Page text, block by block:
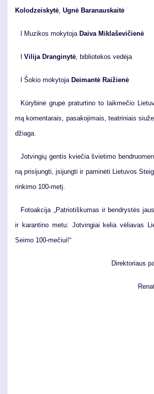
Ko­lo­dzeis­ky­tė, Ug­nė Ba­ra­naus­kai­tė
l Mu­zi­kos mo­ky­to­ja Dai­va Mik­la­še­vičie­nė
lVi­li­ja Dran­gi­ny­tė, bib­lio­te­kos ve­dė­ja
l Šokio mokytoja Deimantė Raižienė
Kū­ry­bi­nė gru­pė pra­tur­ti­no to laik­me­čio
mą ko­men­ta­rais, pa­sa­ko­ji­mais, te­at­ri­niais
džia­ga.
Jot­vin­gių gen­tis kvie­čia švie­ti­mo
ną pri­si­jung­ti, įsi­jung­ti ir pa­mi­nė­ti Lie­tu­vos
rin­ki­mo 100-me­tį.
Fo­to­ak­ci­ja „Pa­trio­tiš­ku­mas ir ben­drys­tės
ir ka­ran­ti­no me­tu: Jot­vin­giai ke­lia vė­lia­vas
Sei­mo 100-me­čiui!“
Di­rek­to­riaus